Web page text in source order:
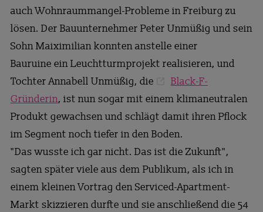
auch Wohnraummangel-Probleme in Freiburg zu
lösen. Der Bauunternehmer Peter Unmüßig und sein
Sohn Maiximilian konnten anstelle einer
Bauruine ein Leuchtturmprojekt realisieren, und
Tochter Annabell Unmüßig, die
Black-F-
Gründerin, ist nun sogar mit einem klimaneutralen
Produkt gewachsen und schlägt damit ihren Pflock
im Segment noch tiefer in den Boden.
"Das wusste ich gar nicht. Das ist die Zukunft",
sagten später viele aus dem Publikum, als ich in
einem kleinen Vortrag den Serviced-Apartment-
Markt skizzieren durfte und sie anschließend die 54